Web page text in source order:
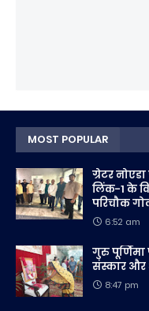
MOST POPULAR
ग्रेटर
लिंक-1 के
परिचौक
6:52 am
गुरु पूर्णिमा
संस्कार और
8:47 pm